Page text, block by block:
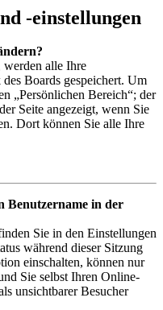
-einstellungen
werden alle Ihre
Boards gespeichert. Um
„Persönlichen Bereich“; der
Seite angezeigt, wenn Sie
Dort können Sie alle Ihre
Benutzername in der
Sie in den Einstellungen
während dieser Sitzung
einschalten, können nur
Sie selbst Ihren Online-
unsichtbarer Besucher